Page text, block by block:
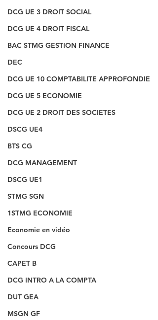
DCG UE 3 DROIT SOCIAL
DCG UE 4 DROIT FISCAL
BAC STMG GESTION FINANCE
DEC
DCG UE 10 COMPTABILITE APPROFONDIE
DCG UE 5 ECONOMIE
DCG UE 2 DROIT DES SOCIETES
DSCG UE4
BTS CG
DCG MANAGEMENT
DSCG UE1
STMG SGN
1STMG ECONOMIE
Economie en vidéo
Concours DCG
CAPET B
DCG INTRO A LA COMPTA
DUT GEA
MSGN GF